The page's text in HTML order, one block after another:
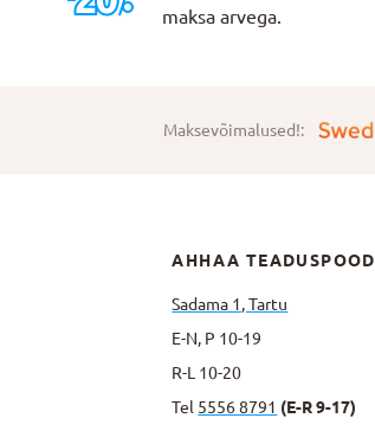
maksa arvega.
Maksevõimalused!:
AHHAA TEADUSPOOD
Sadama 1, Tartu
E-N, P 10-19
R-L 10-20
Tel 5556 8791 (E-R 9-17)